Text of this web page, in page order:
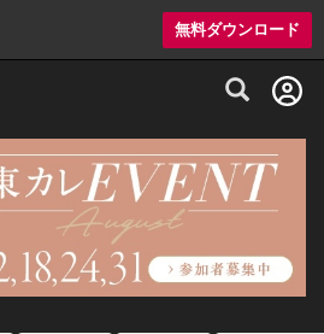
無料ダウンロード
グルメ情報・プレミアムレストラン予約